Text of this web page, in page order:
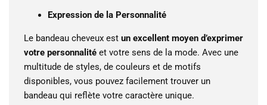
Expression de la Personnalité
Le bandeau cheveux est un excellent moyen d’exprimer
votre personnalité et votre sens de la mode. Avec une
multitude de styles, de couleurs et de motifs
disponibles, vous pouvez facilement trouver un
bandeau qui reflète votre caractère unique.